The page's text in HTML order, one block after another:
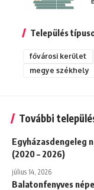
Település
fővárosi kerület
megye székhely
További
Egyházasdengeleg
(2020 – 2026)
július 14, 2026
Balatonfenyves